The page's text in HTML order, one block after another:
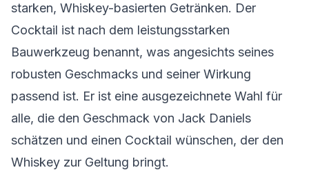
starken, Whiskey-basierten Getränken. Der
Cocktail ist nach dem leistungsstarken
Bauwerkzeug benannt, was angesichts seines
robusten Geschmacks und seiner Wirkung
passend ist. Er ist eine ausgezeichnete Wahl für
alle, die den Geschmack von Jack Daniels
schätzen und einen Cocktail wünschen, der den
Whiskey zur Geltung bringt.